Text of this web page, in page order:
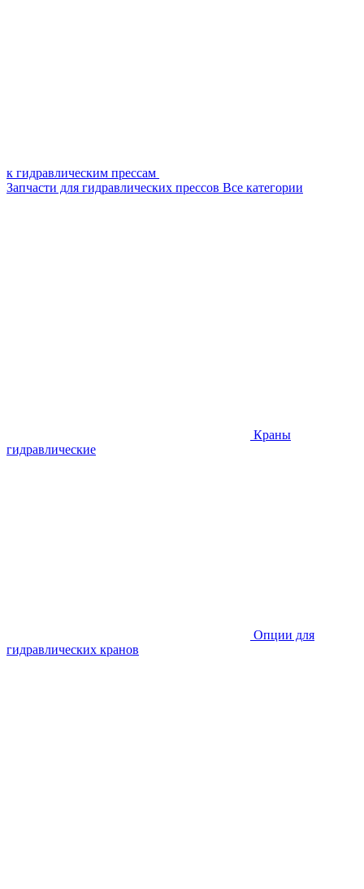
к гидравлическим прессам
Запчасти для гидравлических прессов Все категории
Краны
гидравлические
Опции для
гидравлических кранов